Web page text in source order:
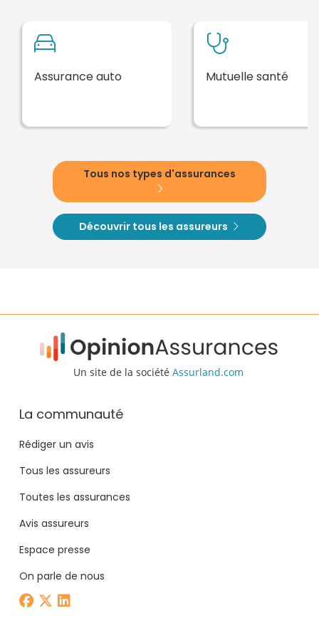
Assurance auto Mutuelle santé
Tous nos types d'assurances
Découvrir tous les assureurs
Un site de la société Assurland.com
La communauté
Rédiger un avis
Tous les assureurs
Toutes les assurances
Avis assureurs
Espace presse
On parle de nous